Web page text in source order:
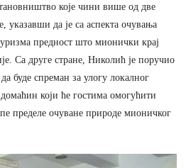
које чини више од две
указавши да је са аспекта очувања
предност што мионички крај
Са друге стране, Николић је поручио
буде спреман за улогу локалног
који ће гостима омогућити
пределе очуване природе мионичког